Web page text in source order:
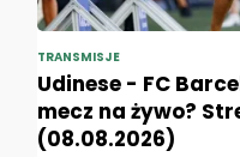
TRANSMISJE
Udinese - FC
mecz na żywo?
(08.08.2026)